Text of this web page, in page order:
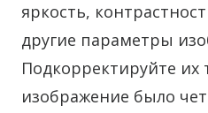
яркость,
другие параметры
Подкорректируйте их
изображение было